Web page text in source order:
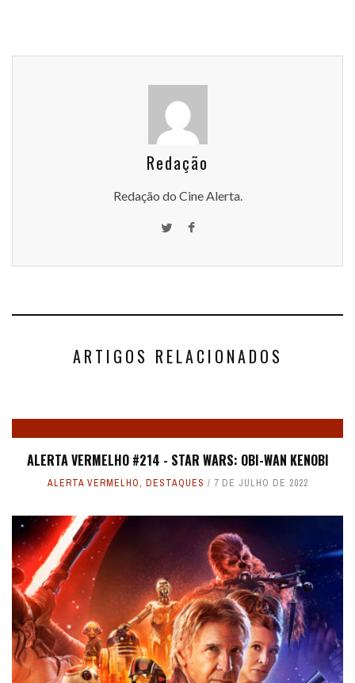
Redação
Redação do Cine Alerta.
ARTIGOS RELACIONADOS
ALERTA VERMELHO #214 - STAR WARS: OBI-WAN KENOBI
ALERTA VERMELHO, DESTAQUES 7 DE JULHO DE 2022